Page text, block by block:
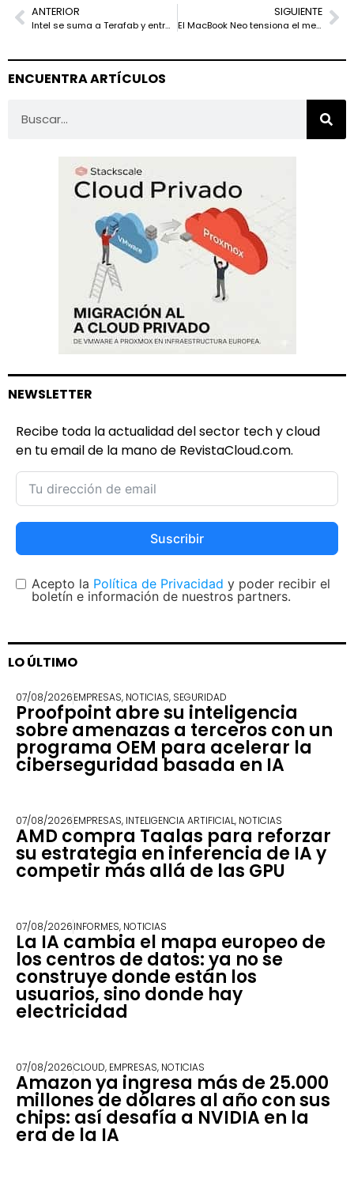
ANTERIOR
Intel se suma a Terafab y entra en la gran apuesta de chips de Elon Musk
SIGUIENTE
El MacBook Neo tensiona el mercado del portátil barato y pone a Apple a decidir
ENCUENTRA ARTÍCULOS
NEWSLETTER
Recibe toda la actualidad del sector tech y cloud
en tu email de la mano de RevistaCloud.com.
Suscribir
Acepto la Política de Privacidad y poder recibir el
boletín e información de nuestros partners.
LO ÚLTIMO
07/08/2026EMPRESAS, NOTICIAS, SEGURIDAD
Proofpoint abre su inteligencia
sobre amenazas a terceros con un
programa OEM para acelerar la
ciberseguridad basada en IA
07/08/2026EMPRESAS, INTELIGENCIA ARTIFICIAL, NOTICIAS
AMD compra Taalas para reforzar
su estrategia en inferencia de IA y
competir más allá de las GPU
07/08/2026INFORMES, NOTICIAS
La IA cambia el mapa europeo de
los centros de datos: ya no se
construye donde están los
usuarios, sino donde hay
electricidad
07/08/2026CLOUD, EMPRESAS, NOTICIAS
Amazon ya ingresa más de 25.000
millones de dólares al año con sus
chips: así desafía a NVIDIA en la
era de la IA